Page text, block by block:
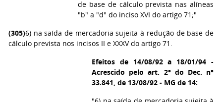
de base de cálculo prevista nas alíneas
"b" a "d" do inciso XVI do artigo 71;"
(305)6) na saída de mercadoria sujeita à redução de base de
cálculo prevista nos incisos II e XXXV do artigo 71.
Efeitos de 14/08/92 a 18/01/94 -
Acrescido pelo art. 2° do Dec. n°
33.841, de 13/08/92 - MG de 14: